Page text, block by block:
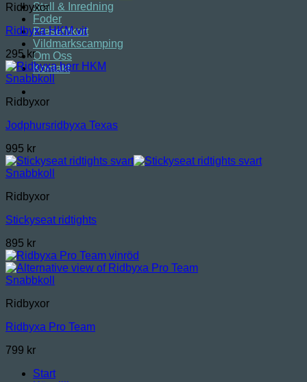
Stall & Inredning
Foder
Presentkort
Vildmarkscamping
Om Oss
Kontakt
Ridbyxor
Ridbyxa HKM vit
295 kr
Snabbkoll
Ridbyxor
Jodphursridbyxa Texas
995 kr
Snabbkoll
Ridbyxor
Stickyseat ridtights
895 kr
Snabbkoll
Ridbyxor
Ridbyxa Pro Team
799 kr
Start